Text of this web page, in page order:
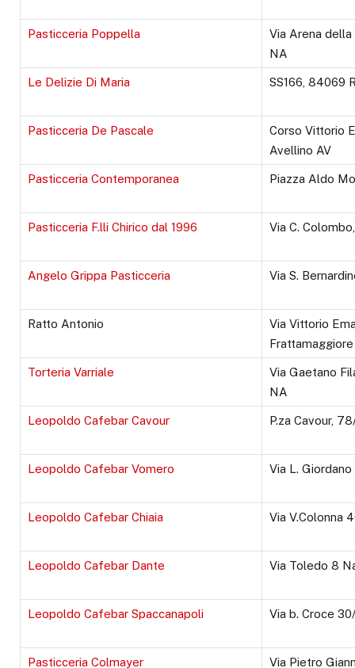
Pasticceria Poppella
Via Arena
NA
Le Delizie Di Maria SS166, 84069
Pasticceria De Pascale
Corso Vittorio
Avellino AV
Pasticceria Contemporanea Piazza Aldo
Pasticceria F.lli Chirico dal 1996 Via C.
Angelo Grippa Pasticceria Via S.
Ratto Antonio
Via Vittorio
Torteria Varriale
Via Gaetano
NA
Leopoldo Cafebar Cavour P.za Cavour,
Leopoldo Cafebar Vomero Via L.
Leopoldo Cafebar Chiaia Via V.Colonna
Leopoldo Cafebar Dante Via Toledo 8
Leopoldo Cafebar Spaccanapoli Via b. Croce
Pasticceria Colmayer Via Pietro